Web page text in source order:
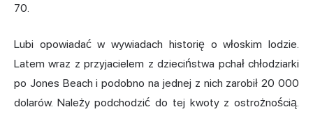
70.
Lubi opowiadać w wywiadach historię o włoskim lodzie.
Latem wraz z przyjacielem z dzieciństwa pchał chłodziarki
po Jones Beach i podobno na jednej z nich zarobił 20 000
dolarów. Należy podchodzić do tej kwoty z ostrożnością.